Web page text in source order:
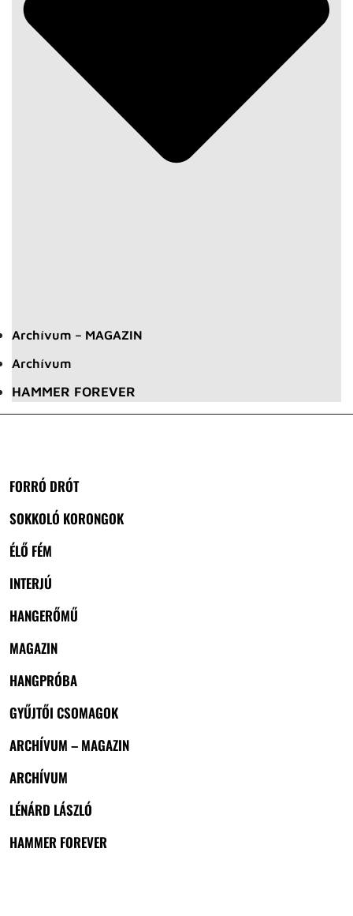
Archívum – MAGAZIN
Archívum
HAMMER FOREVER
FORRÓ DRÓT
SOKKOLÓ KORONGOK
ÉLŐ FÉM
INTERJÚ
HANGERŐMŰ
MAGAZIN
HANGPRÓBA
GYŰJTŐI CSOMAGOK
ARCHÍVUM – MAGAZIN
ARCHÍVUM
LÉNÁRD LÁSZLÓ
HAMMER FOREVER